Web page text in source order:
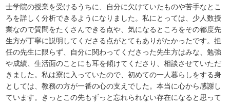
士学院の授業を受けるうちに、自分に欠けていたものや苦手なとこ
ろを詳しく分析できるようになりました。私にとっては、少人数授
業なので質問をたくさんできる点や、気になるところをその都度先
生方が丁寧に説明してくださる点がとてもありがたかったです。担
任の先生に限らず、自分に関わってくださった先生方はみな、勉強
や成績、生活面のことにも耳を傾けてくださり、相談させていただ
きました。私は寮に入っていたので、初めての一人暮らしをする身
としては、教務の方が一番の心の支えでした。本当に心から感謝し
ています。きっとこの先もずっと忘れられない存在になると思って